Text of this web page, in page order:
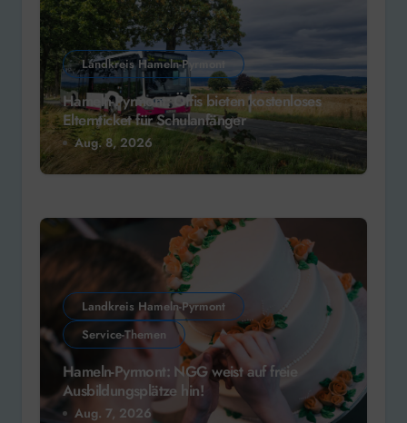
Landkreis Hameln-Pyrmont
Hameln-Pyrmont: Öffis bieten kostenloses
Elternticket für Schulanfänger
Aug. 8, 2026
Landkreis Hameln-Pyrmont
Service-Themen
Hameln-Pyrmont: NGG weist auf freie
Ausbildungsplätze hin!
Aug. 7, 2026